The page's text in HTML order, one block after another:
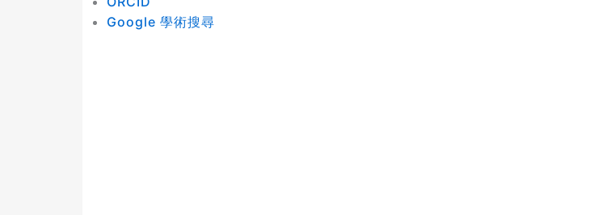
Google 學術搜尋